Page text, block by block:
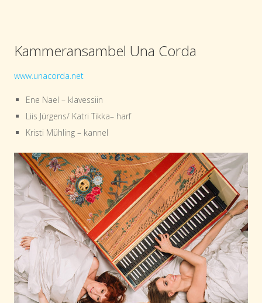
Kammeransambel Una Corda
www.unacorda.net
Ene Nael – klavessiin
Liis Jürgens/ Katri Tikka– harf
Kristi Mühling – kannel